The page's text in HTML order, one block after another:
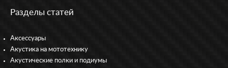
Разделы статей
Аксессуары
Акустика на мототехнику
Акустические полки и подиумы